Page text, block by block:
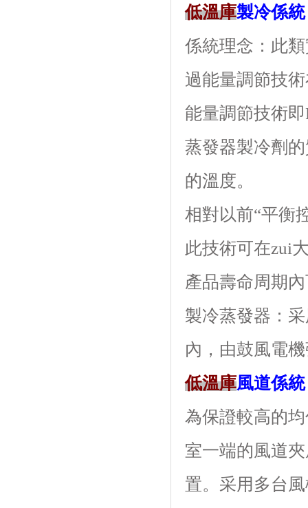
低溫庫製冷係統
係統理念：此
過能量調節技術
能量調節技術即
蒸發器製冷劑的
的溫度。
相對以前“平衡控
此技術可在zui
產品壽命周期
製冷蒸發器
內，由鼓風電機
低溫庫風道係統
為保證較高的均
室一端的風道夾層
置。采用多